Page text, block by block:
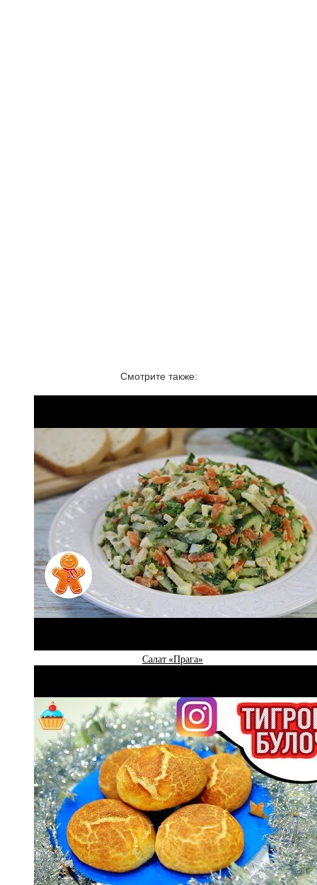
Смотрите также:
Салат «Прага»